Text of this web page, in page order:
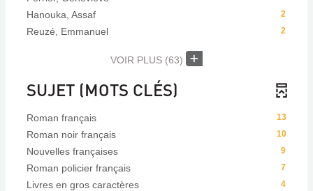
2
Hanouka, Assaf
2
Reuzé, Emmanuel
VOIR PLUS (63)
SUJET (MOTS CLÉS)
13
Roman français
10
Roman noir français
9
Nouvelles françaises
7
Roman policier français
4
Livres en gros caractères